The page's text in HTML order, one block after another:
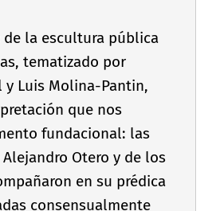
de la escultura pública
tematizado por
Luis Molina-Pantin,
que nos
fundacional: las
Otero y de los
en su prédica
consensualmente